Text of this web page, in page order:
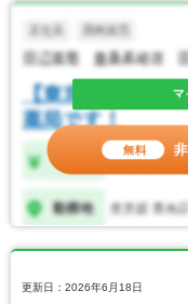
更新日：2026年6月18日